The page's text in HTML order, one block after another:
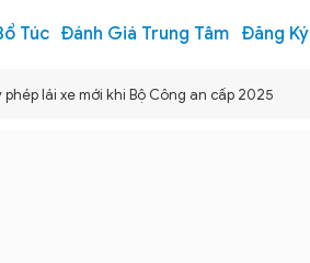
Túc Đánh Giá Trung Tâm Đăng Ký
phép lái xe mới khi Bộ Công an cấp 2025